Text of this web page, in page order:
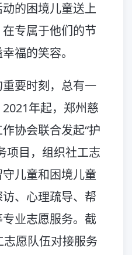
的困境儿童送上
专属于他们的节
福的笑容。
要时刻，总有一
年起，郑州慈
协会联合发起“护
项目，组织社工志
儿童和困境儿童
、心理疏导、帮
业志愿服务。截
愿队伍对接服务